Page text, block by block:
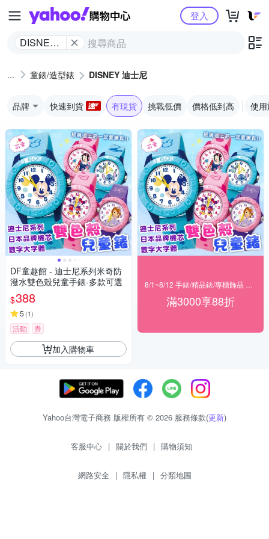
Yahoo購物中心
DISNEY
登入
童錶/造型錶 DISNEY 迪士尼
品牌 快速到貨 有現貨 挑戰低價 價格低到高 使
DF童趣館 - 迪士尼系列米奇防
潑水雙色殼兒童手錶-多款可選
$388
5 (1)
活動 券
加入購物車
滿3000享88折
Yahoo台灣電子商務 版權所有 © 2026 服務條款(更新)
客服中心 | 關於我們 | 購物須知
網路安全 | 隱私權 | 分類地圖